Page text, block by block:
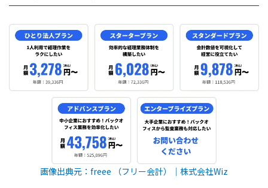
画像出典元：freee （フリー会計）│株式会社Wiz